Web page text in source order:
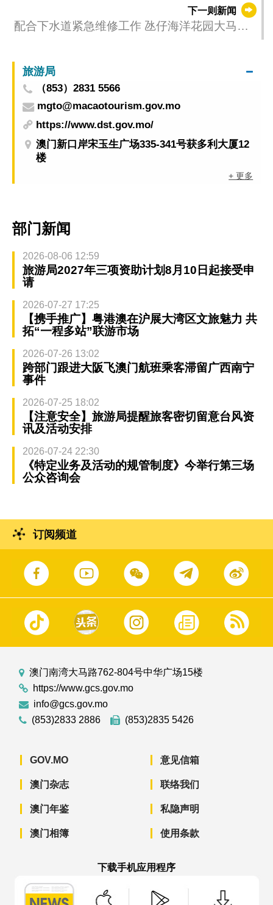
下一则新闻
配合下水道紧急维修工作 氹仔海洋花园大马路
旅游局
（853）2831 5566
mgto@macaotourism.gov.mo
https://www.dst.gov.mo/
澳门新口岸宋玉生广场335-341号获多利大厦12
楼
+ 更多
部门新闻
2026-08-06 12:59
旅游局2027年三项资助计划8月10日起接受申
请
2026-07-27 17:25
【携手推广】粤港澳在沪展大湾区文旅魅力 共
拓“一程多站”联游市场
2026-07-26 13:02
跨部门跟进大阪飞澳门航班乘客滞留广西南宁
事件
2026-07-25 18:02
【注意安全】旅游局提醒旅客密切留意台风资
讯及活动安排
2026-07-24 22:30
《特定业务及活动的规管制度》今举行第三场
公众咨询会
订阅频道
澳门南湾大马路762-804号中华广场15楼
https://www.gcs.gov.mo
info@gcs.gov.mo
(853)2833 2886
(853)2835 5426
GOV.MO
澳门杂志
澳门年鉴
澳门相簿
意见信箱
联络我们
私隐声明
使用条款
下载手机应用程序